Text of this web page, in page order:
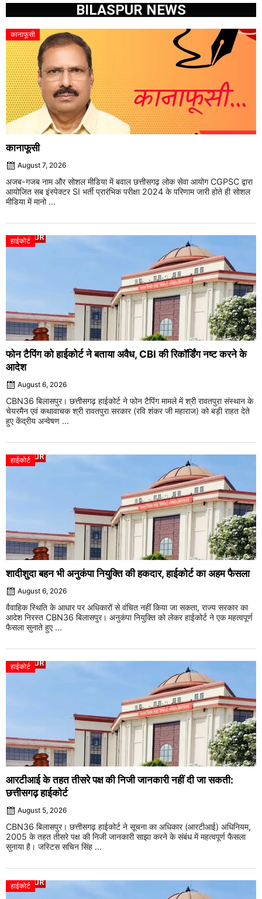
BILASPUR NEWS
कानाफूसी
कानाफूसी
August 7, 2026
अजब-गजब नाम और सोशल मीडिया में बवाल छत्तीसगढ़ लोक सेवा आयोग CGPSC द्वारा
आयोजित सब इंस्पेक्टर SI भर्ती प्रारंभिक परीक्षा 2024 के परिणाम जारी होते ही सोशल
मीडिया में मानो ...
हाईकोर्ट
फोन टैपिंग को हाईकोर्ट ने बताया अवैध, CBI की रिकॉर्डिंग नष्ट करने के
आदेश
August 6, 2026
CBN36 बिलासपुर। छत्तीसगढ़ हाईकोर्ट ने फोन टैपिंग मामले में श्री रावतपुरा संस्थान के
चेयरमैन एवं कथावाचक श्री रावतपुरा सरकार (रवि शंकर जी महाराज) को बड़ी राहत देते
हुए केंद्रीय अन्वेषण ...
हाईकोर्ट
शादीशुदा बहन भी अनुकंपा नियुक्ति की हकदार, हाईकोर्ट का अहम फैसला
August 6, 2026
वैवाहिक स्थिति के आधार पर अधिकारों से वंचित नहीं किया जा सकता, राज्य सरकार का
आदेश निरस्त CBN36 बिलासपुर। अनुकंपा नियुक्ति को लेकर हाईकोर्ट ने एक महत्वपूर्ण
फैसला सुनाते हुए ...
हाईकोर्ट
आरटीआई के तहत तीसरे पक्ष की निजी जानकारी नहीं दी जा सकती:
छत्तीसगढ़ हाईकोर्ट
August 5, 2026
CBN36 बिलासपुर। छत्तीसगढ़ हाईकोर्ट ने सूचना का अधिकार (आरटीआई) अधिनियम,
2005 के तहत तीसरे पक्ष की निजी जानकारी साझा करने के संबंध में महत्वपूर्ण फैसला
सुनाया है। जस्टिस सचिन सिंह ...
हाईकोर्ट